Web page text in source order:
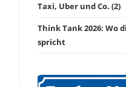
Taxi, Uber und Co. (2)
Think Tank 2026: Wo
spricht